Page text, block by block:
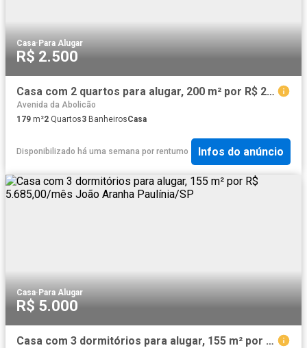
Casa· Para Alugar
R$ 2.500
Casa com 2 quartos para alugar, 200 m² por R$ 2.500/mês Centro Fortaleza/CE
Avenida da Abolicão
179 m²2 Quartos3 BanheirosCasa
Disponibilizado há uma semana por rentumo Infos do anúncio
Casa· Para Alugar
R$ 5.000
Casa com 3 dormitórios para alugar, 155 m² por R$ 5.685,00/mês João Aranha Paulínia/SP